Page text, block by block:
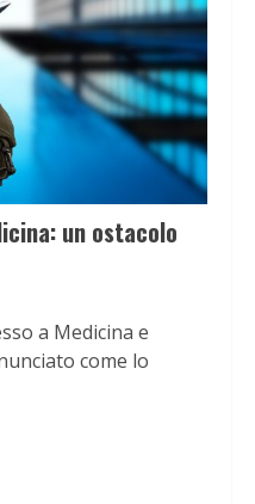
un ostacolo
a Medicina e
come lo